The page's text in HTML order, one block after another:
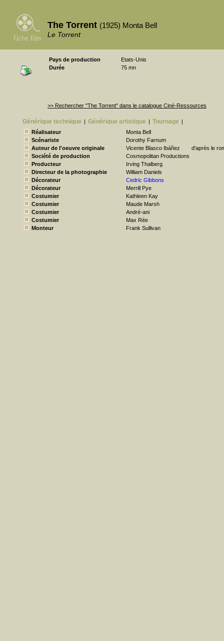
The Torrent (1925) Monta Bell
Le Torrent
Pays de production
Etats-Unis
Durée
75 mn
>> Rechercher "The Torrent" dans le catalogue Ciné-Ressources
Générique technique | Générique artistique | Tournage |
Réalisateur
Monta Bell
Scénariste
Dorothy Farnum
Auteur de l'oeuvre originale
Vicente Blasco Ibáñez
d'après le
Société de production
Cosmopolitan Productions
Producteur
Irving Thalberg
Directeur de la photographie
William Daniels
Décorateur
Cedric Gibbons
Décorateur
Merrill Pye
Costumier
Kathleen Kay
Costumier
Maude Marsh
Costumier
André-ani
Costumier
Max Rée
Monteur
Frank Sullivan